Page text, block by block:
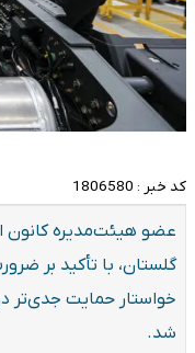
کد خبر : 1806580
عضو هیئت‌مدیره کانون
گلستان، با تأکید بر
خواستار حمایت جدی‌تر
شد.